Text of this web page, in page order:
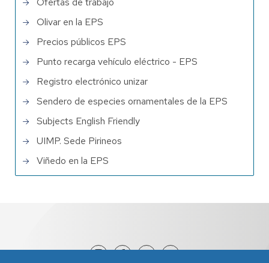
Olivar en la EPS
Precios públicos EPS
Punto recarga vehículo eléctrico - EPS
Registro electrónico unizar
Sendero de especies ornamentales de la EPS
Subjects English Friendly
UIMP. Sede Pirineos
Viñedo en la EPS